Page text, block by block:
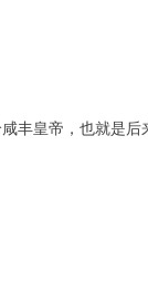
丰皇帝，也就是后